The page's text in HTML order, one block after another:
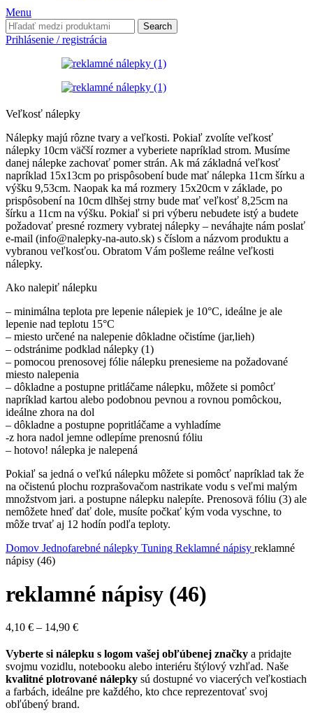
Menu
Search
Prihlásenie / registrácia
Veľkosť nálepky
Nálepky majú rôzne tvary a veľkosti. Pokiaľ zvolíte veľkosť
nálepky 10cm väčší rozmer a vyberiete napríklad strom. Musíme
danej nálepke zachovať pomer strán. Ak má základná veľkosť
napríklad 15x13cm po prispôsobení bude mať nálepka 11cm šírku a
výšku 9,53cm. Naopak ka má rozmery 15x20cm v základe, po
prispôsobení na 10cm dlhšej strny bude mať veľkosť 8,25cm na
šírku a 11cm na výšku. Pokiaľ si pri výberu nebudete istý a budete
požadovať presné rozmery vybratej nálepky – neváhajte nám poslať
e-mail (info@nalepky-na-auto.sk) s číslom a názvom produktu a
vybranou veľkosťou. Obratom Vám pošleme reálne veľkosti
nálepky.
Ako nalepiť nálepku
– minimálna teplota pre lepenie nálepiek je 10°C, ideálne je ale
lepenie nad teplotu 15°C
– miesto určené na nalepenie dôkladne očistíme (jar,lieh)
– odstránime podklad nálepky (1)
– pomocou prenosovej fólie nálepku prenesieme na požadované
miesto nalepenia
– dôkladne a postupne pritláčame nálepku, môžete si pomôcť
napríklad kartou alebo podobnou pevnou a rovnou pomôckou,
ideálne zhora na dol
– dôkladne a postupne popritláčame a vyhladíme
-z hora nadol jemne odlepíme prenosnú fóliu
– hotovo! nálepka je nalepená
Pokiaľ sa jedná o veľkú nálepku môžete si pomôcť napríklad tak že
na očistenú plochu rozprašovačom nastrikate vodu s veľmi malým
množstvom jari. a postupne nálepku nalepíte. Prenosovä fóliu (3) ale
nemôžete hneď dať dole, musíte počkať kým voda vyschne, to
môže trvať aj 12 hodín podľa teploty.
Domov Jednofarebné nálepky Tuning Reklamné nápisy reklamné
nápisy (46)
reklamné nápisy (46)
4,10 € – 14,90 €Price
4,10 €
through
14,90 €
Vyberte si nálepku s logom vašej obľúbenej značky a pridajte
svojmu vozidlu, notebooku alebo interiéru štýlový vzhľad. Naše
kvalitné plotrované nálepky sú dostupné vo viacerých veľkostiach
a farbách, ideálne pre každého, kto chce reprezentovať svoj
obľúbený brand.